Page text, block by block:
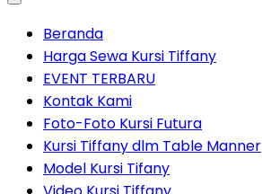
Beranda
Harga Sewa Kursi Tiffany
EVENT TERBARU
Kontak Kami
Foto-Foto Kursi Futura
Kursi Tiffany dlm Table Manner
Model Kursi Tifany